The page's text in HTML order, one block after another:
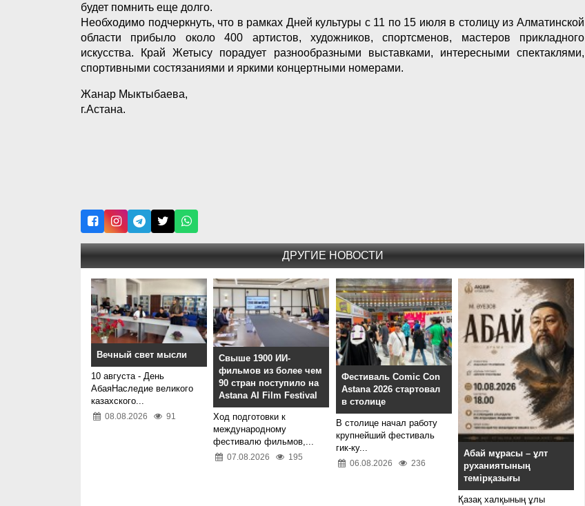
будет помнить еще долго.
Необходимо подчеркнуть, что в рамках Дней культуры с 11 по 15 июля в столицу из Алматинской
области прибыло около 400 артистов, художников, спортсменов, мастеров прикладного
искусства. Край Жетысу порадует разнообразными выставками, интересными спектаклями,
спортивными состязаниями и яркими концертными номерами.
Жанар Мыктыбаева,
г.Астана.
ДРУГИЕ НОВОСТИ
Вечный свет мысли
10 августа - День
АбаяНаследие великого
казахского...
08.08.2026 91
Свыше 1900 ИИ-
фильмов из более чем
90 стран поступило на
Astana AI Film Festival
Ход подготовки к
международному
фестивалю фильмов,...
07.08.2026 195
Фестиваль Comic Con
Astana 2026 стартовал
в столице
В столице начал работу
крупнейший фестиваль
гик-ку...
06.08.2026 236
Абай мұрасы – ұлт
руханиятының
темірқазығы
Қазақ халқының ұлы